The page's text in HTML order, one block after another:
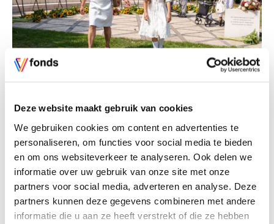
Deze website maakt gebruik van cookies
We gebruiken cookies om content en advertenties te
personaliseren, om functies voor social media te bieden
en om ons websiteverkeer te analyseren. Ook delen we
informatie over uw gebruik van onze site met onze
partners voor social media, adverteren en analyse. Deze
partners kunnen deze gegevens combineren met andere
informatie die u aan ze heeft verstrekt of die ze hebben
Voorafgaand aan de herdenking bij het Indisch
Monument in Den Haag vinden er in de Koninklijke
Schouwburg en op andere locaties in de stad
activiteiten plaats om met elkaar te herdenken. Ga
voor het volledige programma naar
www.hnt.nl/15aug45